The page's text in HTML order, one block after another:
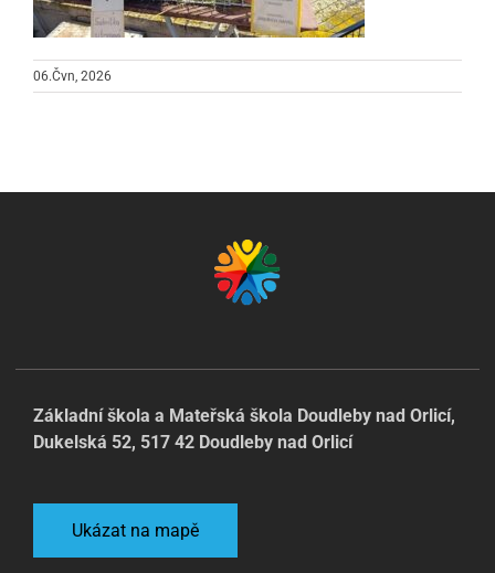
06.Čvn, 2026
Základní škola a Mateřská škola Doudleby nad Orlicí,
Dukelská 52, 517 42 Doudleby nad Orlicí
Ukázat na mapě